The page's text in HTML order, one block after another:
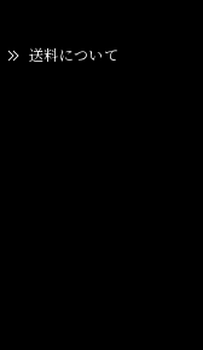
送料について